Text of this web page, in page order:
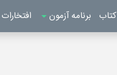
کتاب برنامه آزمون افتخارات